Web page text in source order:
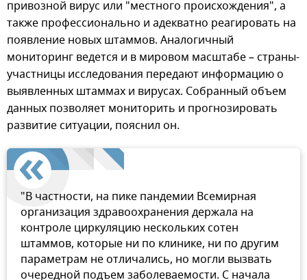
привозной вирус или "местного происхождения", а
также профессионально и адекватно реагировать на
появление новых штаммов. Аналогичный
мониторинг ведется и в мировом масштабе – страны-
участницы исследования передают информацию о
выявленных штаммах и вирусах. Собранный объем
данных позволяет мониторить и прогнозировать
развитие ситуации, пояснил он.
"В частности, на пике пандемии Всемирная
организация здравоохранения держала на
контроле циркуляцию нескольких сотен
штаммов, которые ни по клинике, ни по другим
параметрам не отличались, но могли вызвать
очередной подъем заболеваемости. С начала